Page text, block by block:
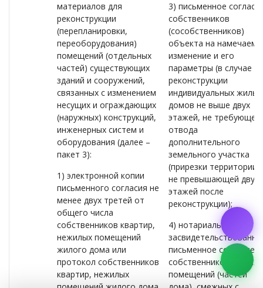
материалов для
реконструкции
(перепланировки,
переоборудования)
помещений (отдельных
частей) существующих
зданий и сооружений,
связанных с изменением
несущих и ограждающих
(наружных) конструкций,
инженерных систем и
оборудования (далее –
пакет 3):
1) электронной копии
письменного согласия не
менее двух третей от
общего числа
собственников квартир,
нежилых помещений
жилого дома или
протокол собственников
квартир, нежилых
3) письменное
собственников
(сособственников)
объекта на
изменение и его
параметры (в случае
реконструкции
индивидуальных жилых
домов не выше двух
этажей, не требующей
отвода
дополнительного
земельного участка
(прирезки территории),
не превышающей двух
этажей после
реконструкции);
4) нотариально
письменное согласие
собственников других
помещений (частей